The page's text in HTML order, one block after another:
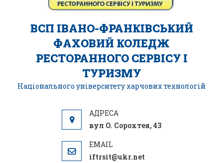
ВСП ІВАНО-ФРАНКІВСЬКИЙ
ФАХОВИЙ КОЛЕДЖ
РЕСТОРАННОГО СЕРВІСУ І
ТУРИЗМУ
Національного університету харчових технологій
вул О. Сорохтея, 43
iftrsit@ukr.net